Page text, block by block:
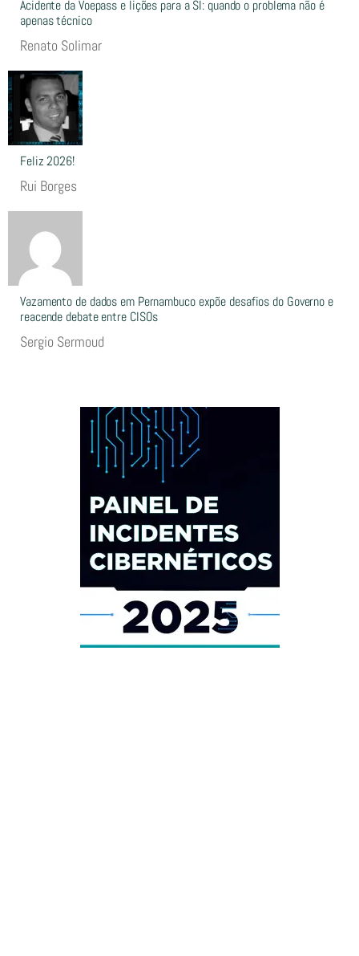
Acidente da Voepass e lições para a SI: quando o problema não é
apenas técnico
Renato Solimar
Feliz 2026!
Rui Borges
Vazamento de dados em Pernambuco expõe desafios do Governo e
reacende debate entre CISOs
Sergio Sermoud